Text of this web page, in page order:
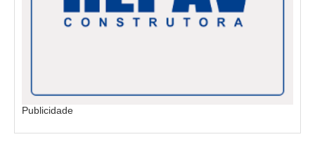
Publicidade